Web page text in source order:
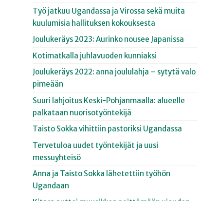
Työ jatkuu Ugandassa ja Virossa sekä muita
kuulumisia hallituksen kokouksesta
Joulukeräys 2023: Aurinko nousee Japanissa
Kotimatkalla juhlavuoden kunniaksi
Joulukeräys 2022: anna joululahja – sytytä valo
pimeään
Suuri lahjoitus Keski-Pohjanmaalla: alueelle
palkataan nuorisotyöntekijä
Taisto Sokka vihittiin pastoriksi Ugandassa
Tervetuloa uudet työntekijät ja uusi
messuyhteisö
Anna ja Taisto Sokka lähetettiin työhön
Ugandaan